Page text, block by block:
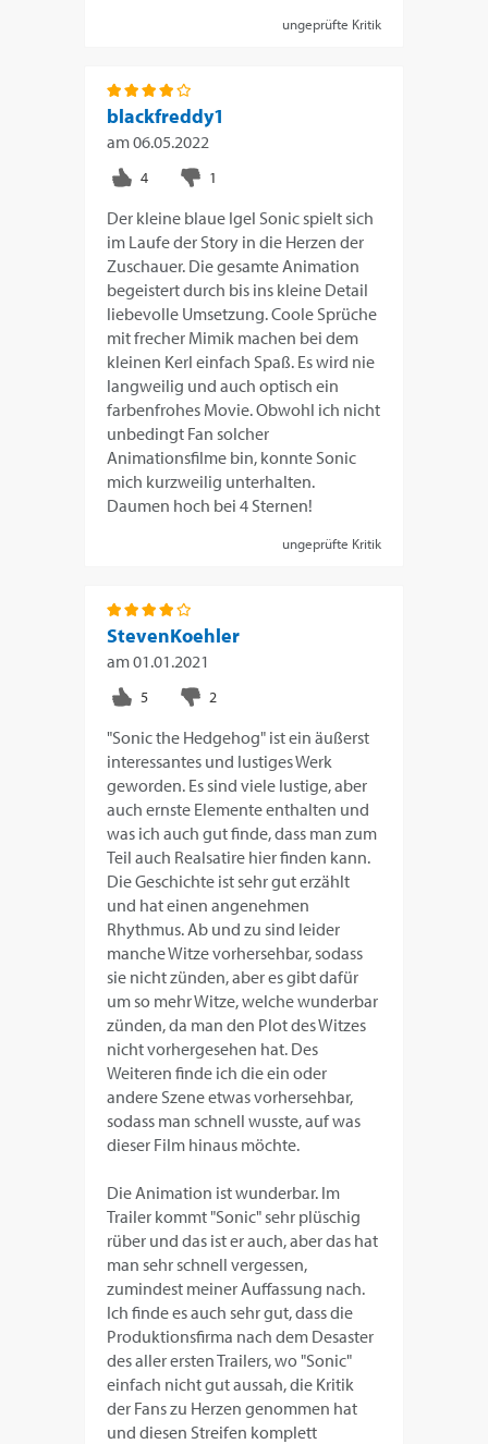
ungeprüfte Kritik
blackfreddy1
am06.05.2022
Der kleine blaue Igel Sonic spielt sich
im Laufe der Story in die Herzen der
Zuschauer. Die gesamte Animation
begeistert durch bis ins kleine Detail
liebevolle Umsetzung. Coole Sprüche
mit frecher Mimik machen bei dem
kleinen Kerl einfach Spaß. Es wird nie
langweilig und auch optisch ein
farbenfrohes Movie. Obwohl ich nicht
unbedingt Fan solcher
Animationsfilme bin, konnte Sonic
mich kurzweilig unterhalten.
Daumen hoch bei 4 Sternen!
ungeprüfte Kritik
StevenKoehler
am01.01.2021
"Sonic the Hedgehog" ist ein äußerst
interessantes und lustiges Werk
geworden. Es sind viele lustige, aber
auch ernste Elemente enthalten und
was ich auch gut finde, dass man zum
Teil auch Realsatire hier finden kann.
Die Geschichte ist sehr gut erzählt
und hat einen angenehmen
Rhythmus. Ab und zu sind leider
manche Witze vorhersehbar, sodass
sie nicht zünden, aber es gibt dafür
um so mehr Witze, welche wunderbar
zünden, da man den Plot des Witzes
nicht vorhergesehen hat. Des
Weiteren finde ich die ein oder
andere Szene etwas vorhersehbar,
sodass man schnell wusste, auf was
dieser Film hinaus möchte.
Die Animation ist wunderbar. Im
Trailer kommt "Sonic" sehr plüschig
rüber und das ist er auch, aber das hat
man sehr schnell vergessen,
zumindest meiner Auffassung nach.
Ich finde es auch sehr gut, dass die
Produktionsfirma nach dem Desaster
des aller ersten Trailers, wo "Sonic"
einfach nicht gut aussah, die Kritik
der Fans zu Herzen genommen hat
und diesen Streifen komplett